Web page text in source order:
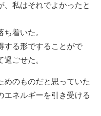
私はそれでよかったと
着いた。
する形ですることがで
ごせた。
のものだと思っていた
エネルギーを引き受ける